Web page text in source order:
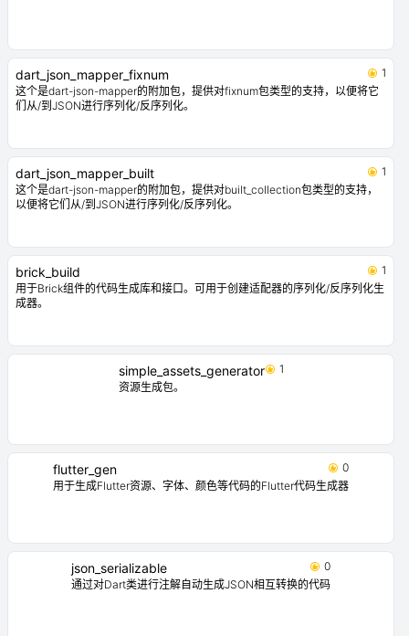
dart_json_mapper_fixnum
1
这个是dart-json-mapper的附加包，提供对fixnum包类型的支持，以便将它
们从/到JSON进行序列化/反序列化。
dart_json_mapper_built
1
这个是dart-json-mapper的附加包，提供对built_collection包类型的支持，
以便将它们从/到JSON进行序列化/反序列化。
brick_build
1
用于Brick组件的代码生成库和接口。可用于创建适配器的序列化/反序列化生
成器。
simple_assets_generator
1
资源生成包。
flutter_gen
0
用于生成Flutter资源、字体、颜色等代码的Flutter代码生成器
json_serializable
0
通过对Dart类进行注解自动生成JSON相互转换的代码